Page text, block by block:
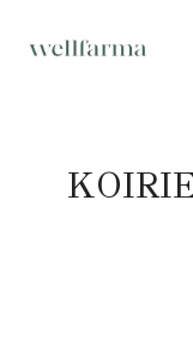
sisältöön